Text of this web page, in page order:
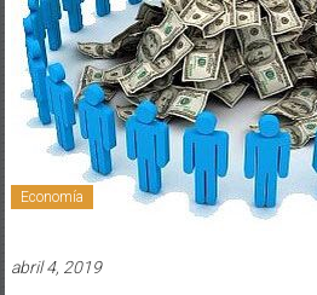
Economía
abril 4, 2019